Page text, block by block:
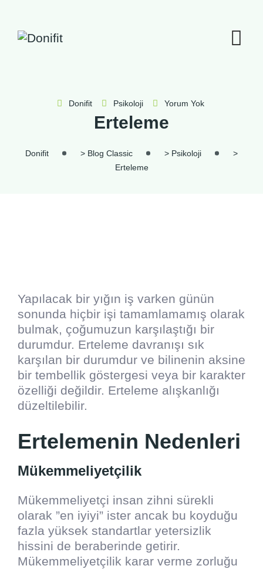
Donifit Psikoloji Yorum Yok
Erteleme
Donifit > Blog Classic > Psikoloji
>
Erteleme
Yapılacak bir yığın iş varken günün
sonunda hiçbir işi tamamlamamış olarak
bulmak, çoğumuzun karşılaştığı bir
durumdur. Erteleme davranışı sık
karşılan bir durumdur ve bilinenin aksine
bir tembellik göstergesi veya bir karakter
özelliği değildir. Erteleme alışkanlığı
düzeltilebilir.
Ertelemenin Nedenleri
Mükemmeliyetçilik
Mükemmeliyetçi insan zihni sürekli
olarak ”en iyiyi” ister ancak bu koyduğu
fazla yüksek standartlar yetersizlik
hissini de beraberinde getirir.
Mükemmeliyetçilik karar verme zorluğu